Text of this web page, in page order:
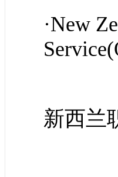
·New
新西兰